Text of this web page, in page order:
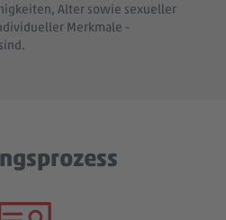
Alter sowie sexueller
Merkmale -